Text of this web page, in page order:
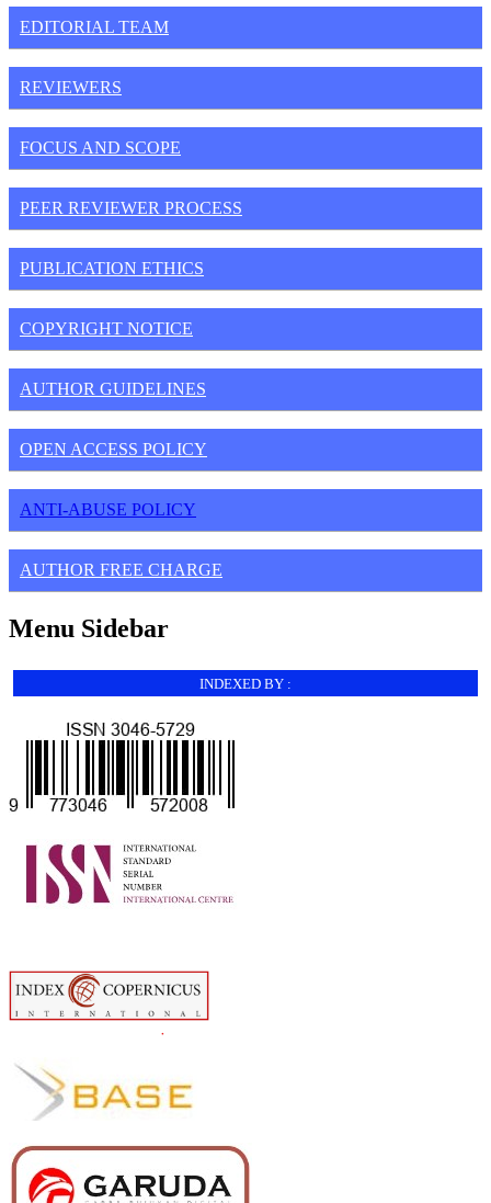
EDITORIAL TEAM
REVIEWERS
FOCUS AND SCOPE
PEER REVIEWER PROCESS
PUBLICATION ETHICS
COPYRIGHT NOTICE
AUTHOR GUIDELINES
OPEN ACCESS POLICY
ANTI-ABUSE POLICY
AUTHOR FREE CHARGE
Menu Sidebar
INDEXED BY :